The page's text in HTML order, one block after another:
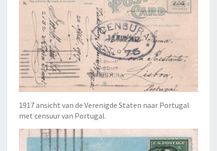
1917 ansicht van de Verenigde Staten naar Portugal
met censuur van Portugal.